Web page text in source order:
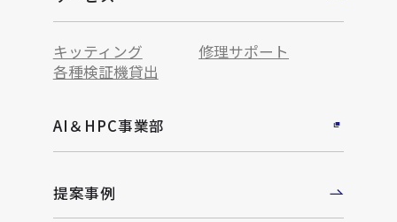
キッティング
修理サポート
各種検証機貸出
AI＆HPC事業部
提案事例